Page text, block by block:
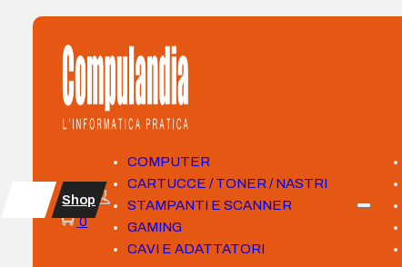
COMPUTER
CARTUCCE / TONER / NASTRI
STAMPANTI E SCANNER
GAMING
CAVI E ADATTATORI
Shop
0